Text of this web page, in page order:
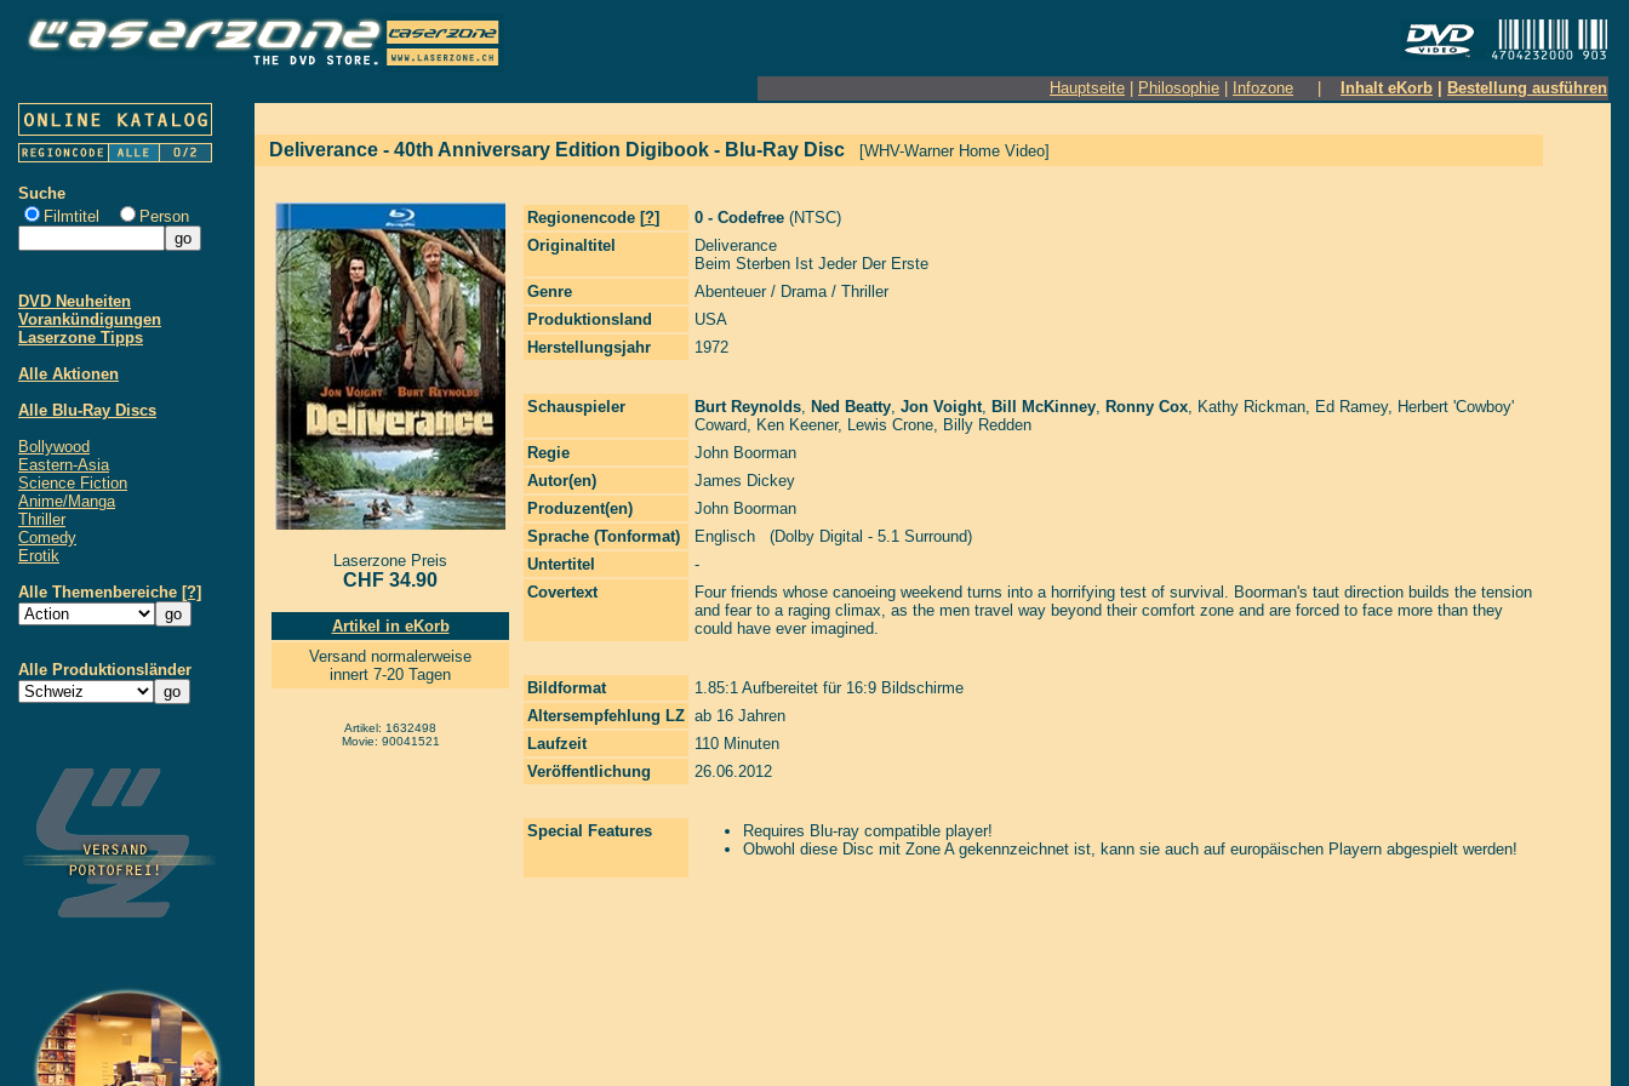
Hauptseite Philosophie Infozone Inhalt eKorb Bestellung ausführen
Suche
Filmtitel
Person
DVD Neuheiten
Vorankündigungen
Laserzone Tipps
Alle Aktionen
Alle Blu-Ray Discs
Bollywood
Eastern-Asia
Science Fiction
Anime/Manga
Thriller
Comedy
Erotik
Alle Themenbereiche [?]
Alle Produktionsländer
Deliverance - 40th Anniversary Edition Digibook - Blu-Ray Disc [WHV-Warner Home Video]
Laserzone Preis
CHF 34.90
Artikel in eKorb
Versand normalerweise
innert 7-20 Tagen
Artikel: 1632498
Movie: 90041521
Regionencode [?] 0 - Codefree (NTSC)
Originaltitel
Deliverance
Beim Sterben Ist Jeder Der Erste
Genre
Abenteuer / Drama / Thriller
Produktionsland
USA
Herstellungsjahr
1972
Schauspieler Burt Reynolds, Ned Beatty, Jon Voight, Bill McKinney, Ronny Cox, Kathy Rickman, Ed Ramey, Herbert 'Cowboy'
Coward, Ken Keener, Lewis Crone, Billy Redden
Regie
John Boorman
Autor(en)
James Dickey
Produzent(en)
John Boorman
Sprache (Tonformat)
Englisch (Dolby Digital - 5.1 Surround)
Untertitel
-
Covertext
Four friends whose canoeing weekend turns into a horrifying test of survival. Boorman's taut direction builds the tension
and fear to a raging climax, as the men travel way beyond their comfort zone and are forced to face more than they
could have ever imagined.
Bildformat
1.85:1 Aufbereitet für 16:9 Bildschirme
Altersempfehlung LZ ab 16 Jahren
Laufzeit
110 Minuten
Veröffentlichung
26.06.2012
Special Features
Requires Blu-ray compatible player!
Obwohl diese Disc mit Zone A gekennzeichnet ist, kann sie auch auf europäischen Playern abgespielt werden!